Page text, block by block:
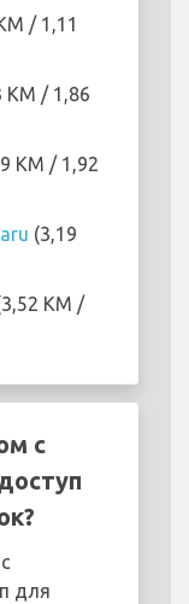
/ 1,11
KM / 1,86
KM / 1,92
(3,19
KM /
с
для